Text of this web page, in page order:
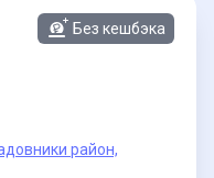
Без кешбэка
район,